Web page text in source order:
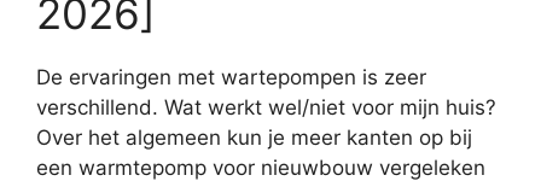
2026]
De ervaringen met wartepompen is zeer
verschillend. Wat werkt wel/niet voor mijn huis?
Over het algemeen kun je meer kanten op bij
een warmtepomp voor nieuwbouw vergeleken